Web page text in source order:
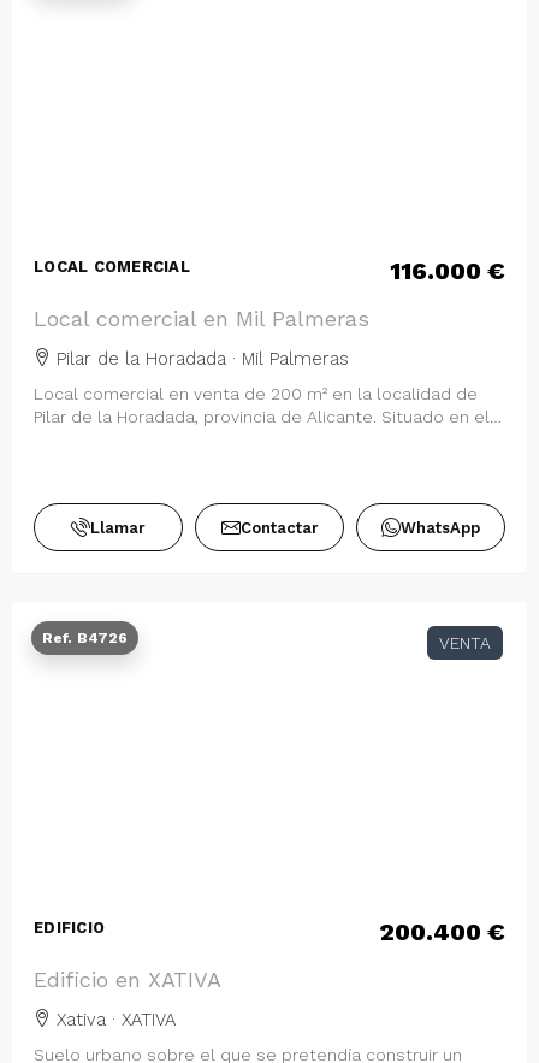
LOCAL COMERCIAL 116.000 €
Local comercial en Mil Palmeras
Pilar de la Horadada · Mil Palmeras
Local comercial en venta de 200 m² en la localidad de
Pilar de la Horadada, provincia de Alicante. Situado en el
Llamar Contactar WhatsApp
Ref. B4726 VENTA
EDIFICIO 200.400 €
Edificio en XATIVA
Xativa · XATIVA
Suelo urbano sobre el que se pretendía construir un